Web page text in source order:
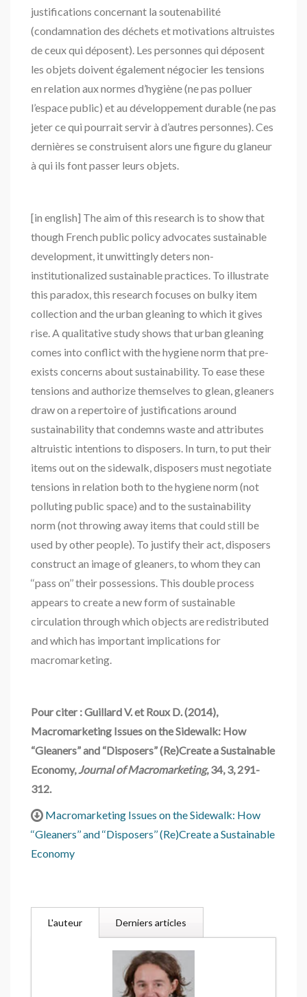
justifications concernant la soutenabilité
(condamnation des déchets et motivations altruistes
de ceux qui déposent). Les personnes qui déposent
les objets doivent également négocier les tensions
en relation aux normes d’hygiène (ne pas polluer
l’espace public) et au développement durable (ne pas
jeter ce qui pourrait servir à d’autres personnes). Ces
dernières se construisent alors une figure du glaneur
à qui ils font passer leurs objets.
[in english] The aim of this research is to show that
though French public policy advocates sustainable
development, it unwittingly deters non-
institutionalized sustainable practices. To illustrate
this paradox, this research focuses on bulky item
collection and the urban gleaning to which it gives
rise. A qualitative study shows that urban gleaning
comes into conflict with the hygiene norm that pre-
exists concerns about sustainability. To ease these
tensions and authorize themselves to glean, gleaners
draw on a repertoire of justifications around
sustainability that condemns waste and attributes
altruistic intentions to disposers. In turn, to put their
items out on the sidewalk, disposers must negotiate
tensions in relation both to the hygiene norm (not
polluting public space) and to the sustainability
norm (not throwing away items that could still be
used by other people). To justify their act, disposers
construct an image of gleaners, to whom they can
‘‘pass on’’ their possessions. This double process
appears to create a new form of sustainable
circulation through which objects are redistributed
and which has important implications for
macromarketing.
Pour citer : Guillard V. et Roux D. (2014),
Macromarketing Issues on the Sidewalk: How
“Gleaners” and “Disposers” (Re)Create a Sustainable
Economy, Journal of Macromarketing, 34, 3, 291-
312.
Macromarketing Issues on the Sidewalk: How
‘‘Gleaners’’ and ‘‘Disposers’’ (Re)Create a Sustainable
Economy
L'auteur Derniers articles